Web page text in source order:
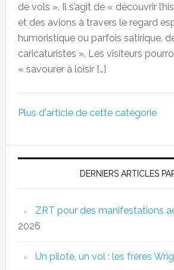
de vols ». Il s’agit de « découvrir
et des avions à travers le regard
humoristique ou parfois satirique,
caricaturistes ». Les visiteurs
« savourer à loisir […]
Plus d'article de cette catégorie
DERNIERS ARTICLES
ZRT pour des manifestations
2026
Un pilote, un vol : les frères